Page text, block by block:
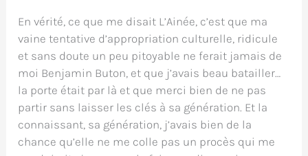
En vérité, ce que me disait L’Ainée, c’est que ma
vaine tentative d’appropriation culturelle, ridicule
et sans doute un peu pitoyable ne ferait jamais de
moi Benjamin Buton, et que j’avais beau batailler…
la porte était par là et que merci bien de ne pas
partir sans laisser les clés à sa génération. Et la
connaissant, sa génération, j’avais bien de la
chance qu’elle ne me colle pas un procès qui me